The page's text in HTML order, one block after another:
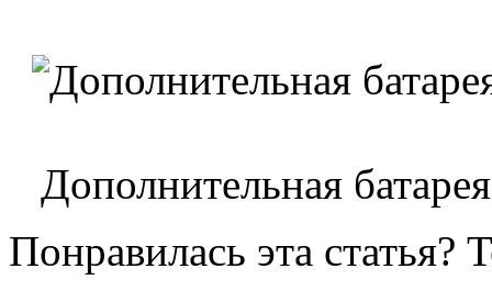
Дополнительная
Понравилась эта статья?